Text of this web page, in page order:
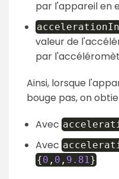
par l'appareil en
valeur de
par
Ainsi, lorsque
bouge pas, on
Avec
Avec
{0 , 0 , 9.81}